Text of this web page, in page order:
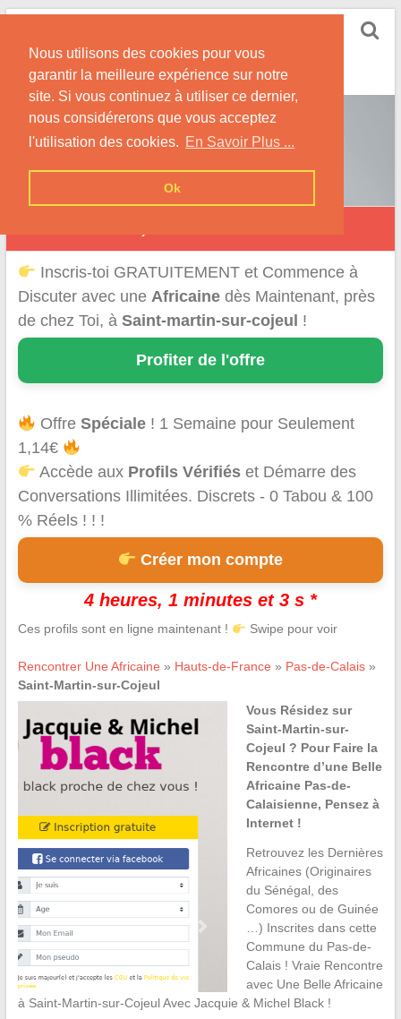
Nous utilisons des cookies pour vous
garantir la meilleure expérience sur notre
site. Si vous continuez à utiliser ce dernier,
nous considérerons que vous acceptez
l'utilisation des cookies. En Savoir Plus ...
Ok
Skip
content
Conseils et Infos pour la Rencontre d'une Belle
Africaine !
Inscris-toi GRATUITEMENT et Commence à
Discuter avec une Africainedès Maintenant, près
de chez Toi, à Saint-martin-sur-cojeul !
Profiter de l'offre
OffreSpéciale ! 1 Semaine pour Seulement
1,14€
Accède aux Profils Vérifiés et Démarre des
Conversations Illimitées. Discrets - 0 Tabou & 100
% Réels ! ! !
Créer mon compte
4 heures, 1 minutes et 3 s *
Ces profils sont en ligne maintenant ! Swipe pour voir
Rencontrer Une Africaine » Hauts-de-France » Pas-de-Calais»
Saint-Martin-sur-Cojeul
Vous Résidez sur
Saint-Martin-sur-
Cojeul ? Pour Faire la
Rencontre d’une Belle
Africaine Pas-de-
Calaisienne, Pensez à
Internet !
Retrouvez les Dernières
Africaines (Originaires
du Sénégal, des
Comores ou de Guinée
…) Inscrites dans cette
Commune du Pas-de-
Calais ! Vraie Rencontre
avec Une Belle Africaine
à Saint-Martin-sur-Cojeul Avec Jacquie & Michel Black !